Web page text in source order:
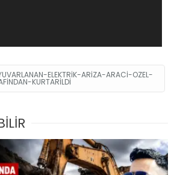
ELEKTRIK-ARIZA-ARACI-OZEL-
KURTARILDI